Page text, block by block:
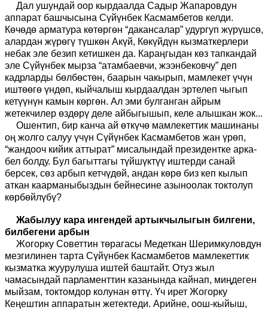
Дал ушундай оор кырдаалда Садыр Жапаровдун
аппарат башчысына Сүйүнбек Касмамбетов келди.
Көчөдө арматура көтөргөн “дакансалар” удургуп жүрүшсө,
алардан жүрөгү түшкөн Акүй, Көкүйдүн кызматкерлери
небак эле безип кетишкен да. Караңгыдан көз тапкандай
эле Сүйүнбек мырза “атамбаевчи, жээнбековчу” деп
кадрларды бөлбөстөн, баарын чакырып, мамлекет үчүн
иштөөгө үндөп, кыйчалыш кырдаалдан эртелеп чыгып
кетүүнүн камын көргөн. Ал эми булганган айрым
жетекчилер өздөрү деле айбыгышып, келе алышкан жок...
Ошентип, бир канча ай өткүчө мамлекеттик машинаны
оң жолго салуу үчүн Сүйүнбек Касмамбетов жан үрөп,
“жандооч кийик аттырат” мисалындай президентке арка-
бел болду. Бул багыттагы түйшүктүү иштерди санай
берсек, сөз арбып кетчүдөй, андан көрө биз кеп кылып
аткан каарманыбыздын бейнесине азыноолак токтолуп
көрбөйлүбү?
Жабылуу кара ингендей артыкчылыгын билгени,
билбегени арбын
Жогорку Советтин төрагасы Медеткан Шеримкуловдун
мезгилинен тарта Сүйүнбек Касмамбетов мамлекеттик
кызматка жуурулуша иштей баштайт. Отуз жыл
чамасындай парламенттин казанында кайнап, миңдеген
мыйзам, токтомдор колунан өттү. Үч ирет Жогорку
Кеңештин аппаратын жетектеди. Арийне, оош-кыйыш,